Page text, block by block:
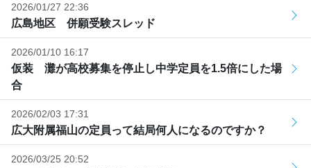
2026/01/27 22:36
広島地区 併願受験スレッド
2026/01/10 16:17
仮装 灘が高校募集を停止し中学定員を1.5倍にした場
合
2026/02/03 17:31
広大附属福山の定員って結局何人になるのですか？
2026/03/25 20:52